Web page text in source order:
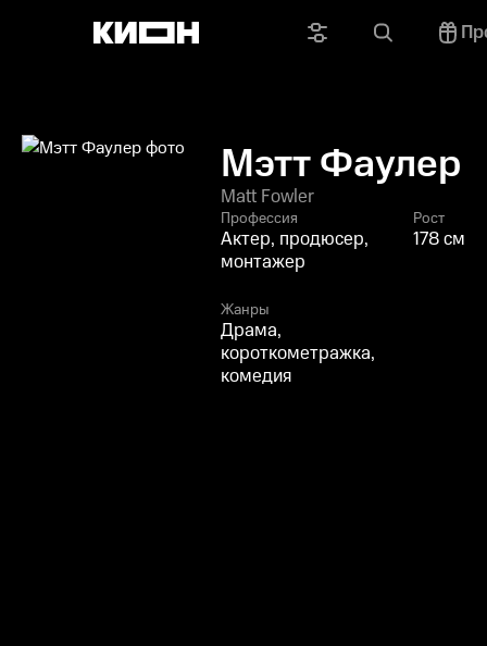
Мэтт Фаулер
Matt Fowler
Профессия
Актер, продюсер,
монтажер
Рост
178 см
Жанры
Драма,
короткометражка,
комедия